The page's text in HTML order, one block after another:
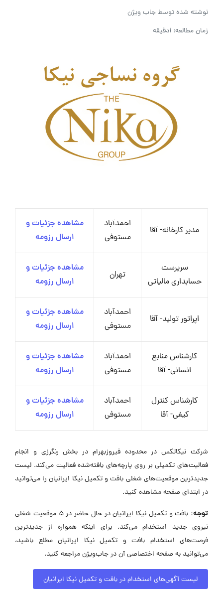
نوشته شده توسطجاب ویژن
زمان مطالعه: 1دقیقه
مدیر کارخانه- آقا
احمدآباد
مستوفی
مشاهده جزئیات و
ارسال رزومه
سرپرست
حسابداری مالیاتی
تهران
مشاهده جزئیات و
ارسال رزومه
اپراتور تولید- آقا
احمدآباد
مستوفی
مشاهده جزئیات و
ارسال رزومه
کارشناس منابع
انسانی- آقا
احمدآباد
مستوفی
مشاهده جزئیات و
ارسال رزومه
کارشناس کنترل
کیفی- آقا
احمدآباد
مستوفی
مشاهده جزئیات و
ارسال رزومه
شرکت نیکاتکس در محدوده فیروزبهرام در بخش رنگرزی و انجام
فعالیت‌های تکمیلی بر روی پارچه‌های بافته‌شده فعالیت می‌کند. لیست
جدیدترین موقعیت‌های شغلی بافت و تکمیل نیکا ایرانیان را می‌توانید
در ابتدای صفحه مشاهده کنید.
توجه:
بافت و تکمیل نیکا ایرانیان در حال حاضر در ۵ موقعیت شغلی
نیروی جدید استخدام می‌کند. برای اینکه همواره از جدیدترین
فرصت‌های استخدام بافت و تکمیل نیکا ایرانیان مطلع باشید،
می‌توانید به صفحه اختصاصی آن در جاب‌ویژن مراجعه کنید.
لیست آگهی‌های استخدام در بافت و تکمیل نیکا ایرانیان